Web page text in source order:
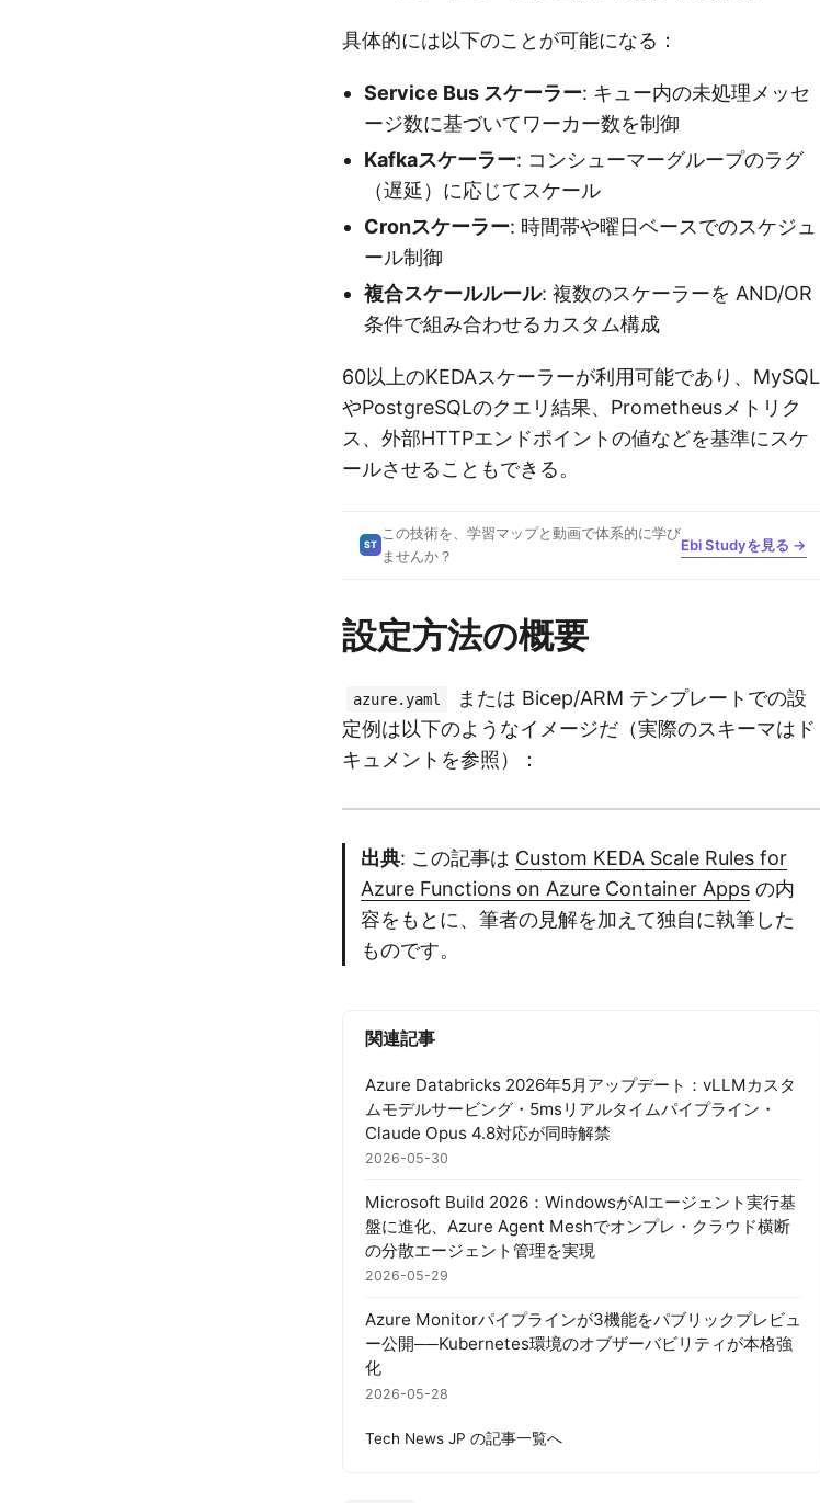
具体的には以下のことが可能になる：
Service Bus スケーラー: キュー内の未処理メッセ
ージ数に基づいてワーカー数を制御
Kafkaスケーラー: コンシューマーグループのラグ
（遅延）に応じてスケール
Cronスケーラー: 時間帯や曜日ベースでのスケジュ
ール制御
複合スケールルール: 複数のスケーラーを AND/OR
条件で組み合わせるカスタム構成
60以上のKEDAスケーラーが利用可能であり、MySQL
やPostgreSQLのクエリ結果、Prometheusメトリク
ス、外部HTTPエンドポイントの値などを基準にスケ
ールさせることもできる。
ST
この技術を、学習マップと動画で体系的に学び
ませんか？
Ebi Studyを見る →
設定方法の概要
azure.yaml
または Bicep/ARM テンプレートでの設
定例は以下のようなイメージだ（実際のスキーマはド
キュメントを参照）：
出典: この記事は Custom KEDA Scale Rules for
Azure Functions on Azure Container Apps の内
容をもとに、筆者の見解を加えて独自に執筆した
ものです。
関連記事
Azure Databricks 2026年5月アップデート：vLLMカスタ
ムモデルサービング・5msリアルタイムパイプライン・
Claude Opus 4.8対応が同時解禁
2026-05-30
Microsoft Build 2026：WindowsがAIエージェント実行基
盤に進化、Azure Agent Meshでオンプレ・クラウド横断
の分散エージェント管理を実現
2026-05-29
Azure Monitorパイプラインが3機能をパブリックプレビュ
ー公開──Kubernetes環境のオブザーバビリティが本格強
化
2026-05-28
Tech News JP の記事一覧へ